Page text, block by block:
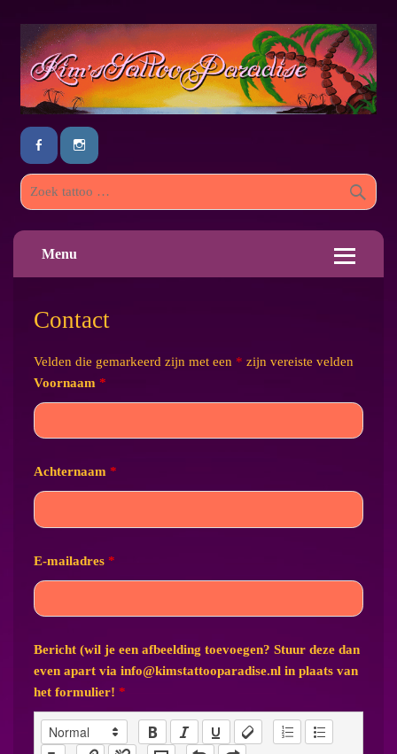
Menu
Contact
Velden die gemarkeerd zijn met een * zijn vereiste velden
Voornaam *
Achternaam *
E-mailadres *
Bericht (wil je een afbeelding toevoegen? Stuur deze dan
even apart via info@kimstattooparadise.nl in plaats van
het formulier! *